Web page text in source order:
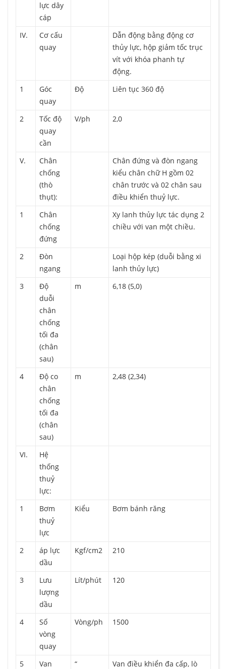
lực dây
cáp
IV.
Cơ cấu
quay
Dẫn động bằng động cơ
thủy lực, hộp giảm tốc trục
vít với khóa phanh tự
động.
1
Góc
quay
Độ Liên tục 360 độ
2
Tốc độ
quay
cần
V/ph 2,0
V.
Chân
chống
(thò
thụt):
Chân đứng và đòn ngang
kiểu chân chữ H gồm 02
chân trước và 02 chân sau
điều khiển thuỷ lực.
1
Chân
chống
đứng
Xy lanh thủy lực tác dụng 2
chiều với van một chiều.
2
Đòn
ngang
Loại hộp kép (duỗi bằng xi
lanh thủy lực)
3
Độ
duỗi
chân
chống
tối đa
(chân
sau)
m 6,18 (5,0)
4
Độ co
chân
chống
tối đa
(chân
sau)
m 2,48 (2,34)
VI.
Hệ
thống
thuỷ
lực:
1
Bơm
thuỷ
lực
Kiểu Bơm bánh răng
2
áp lực
dầu
Kgf/cm2 210
3
Lưu
lượng
dầu
Lít/phút 120
4
Số
vòng
quay
Vòng/ph 1500
5
Van
“
Van điều khiển đa cấp, lò